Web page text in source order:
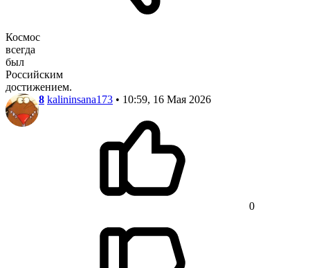
Космос
всегда
был
Российским
достижением.
8 kalininsana173 • 10:59, 16 Мая 2026
0